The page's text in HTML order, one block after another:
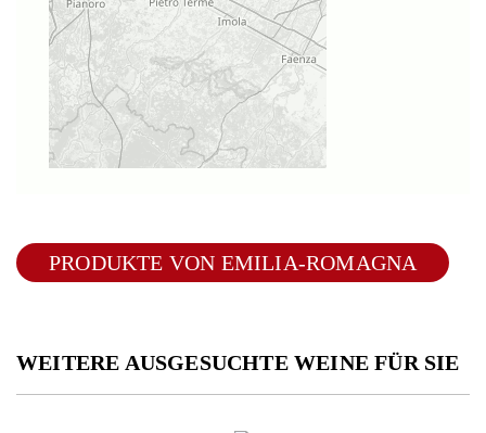
PRODUKTE VON EMILIA-ROMAGNA
WEITERE AUSGESUCHTE WEINE FÜR SIE